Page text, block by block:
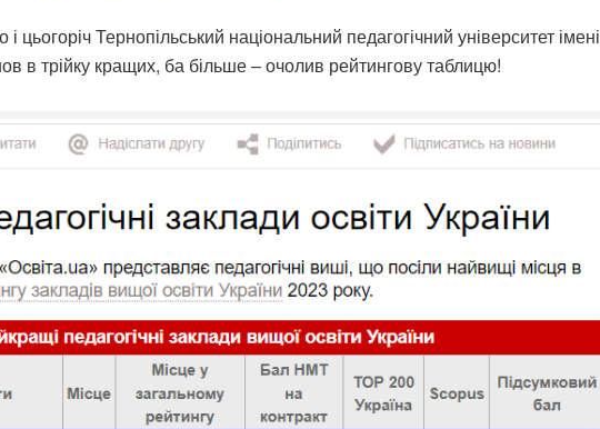
цьогоріч Тернопільський національний педагогічний університет імені
в трійку кращих, ба більше – очолив рейтингову таблицю!